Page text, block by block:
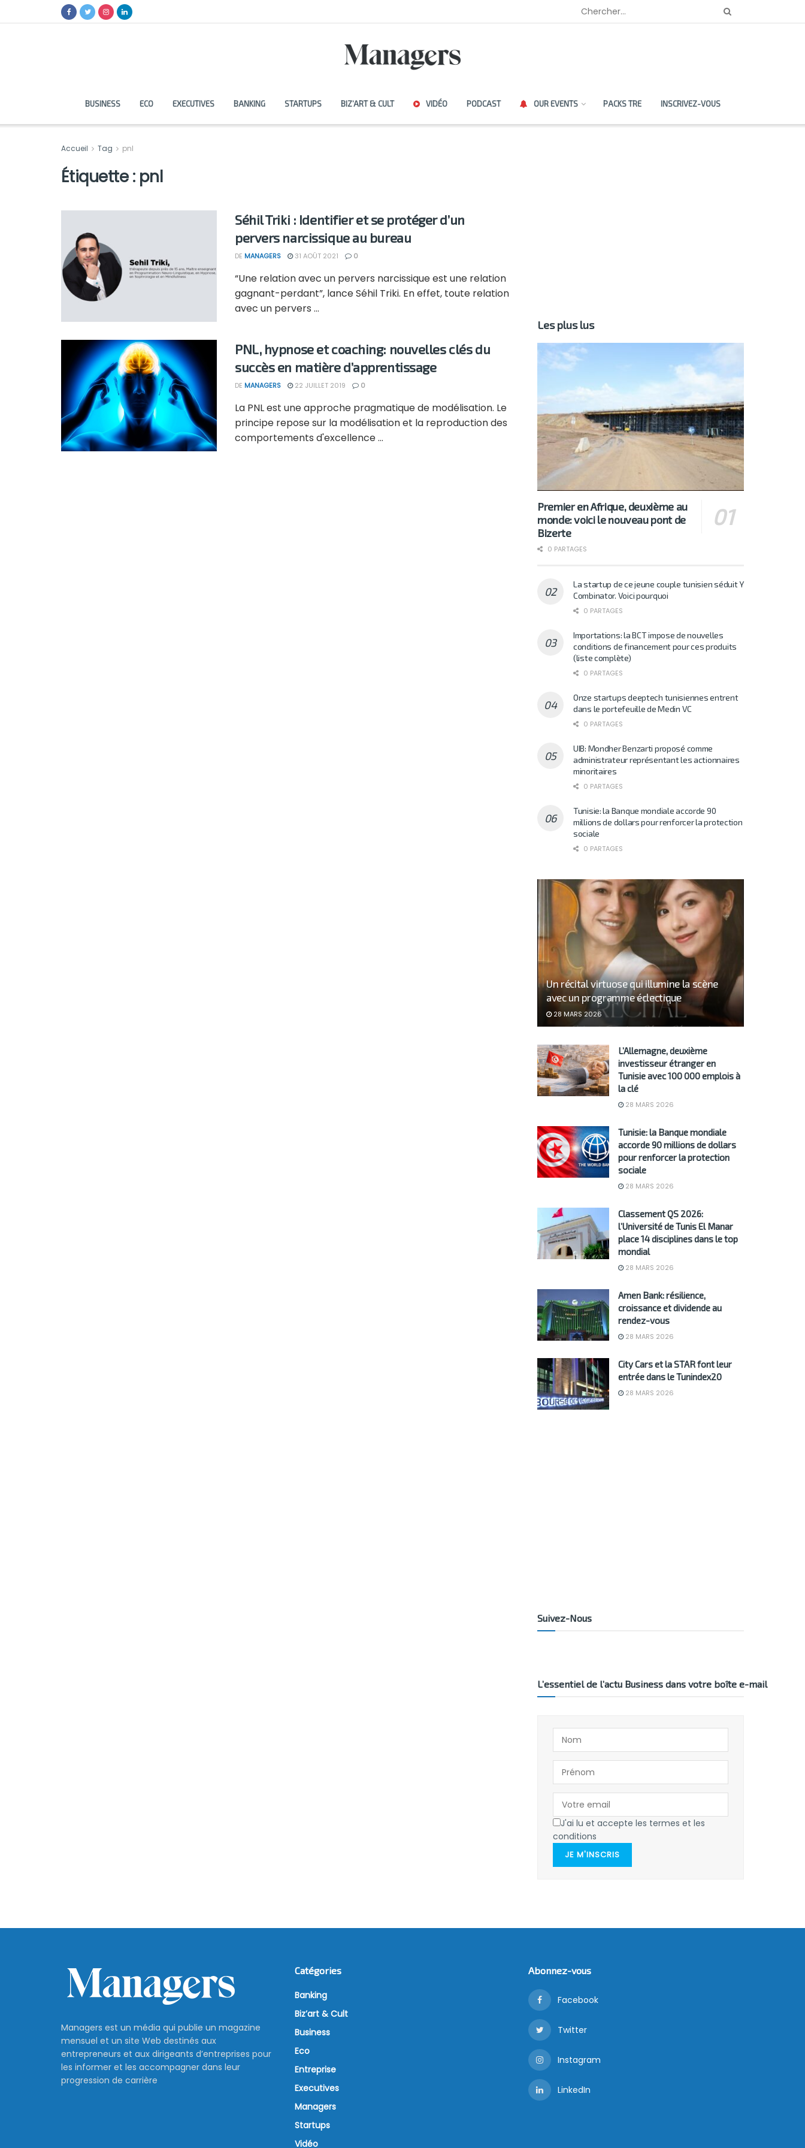
BUSINESS ECO EXECUTIVES BANKING STARTUPS BIZ’ART & CULT VIDÉO PODCAST OUR EVENTS PACKS TRE INSCRIVEZ-VOUS
Accueil Tag pnl
Étiquette : pnl
Séhil Triki : Identifier et se protéger d’un
pervers narcissique au bureau
DE MANAGERS 31 AOÛT 2021 0
“Une relation avec un pervers narcissique est une relation
gagnant-perdant”, lance Séhil Triki. En effet, toute relation
avec un pervers ...
PNL, hypnose et coaching: nouvelles clés du
succès en matière d’apprentissage
DE MANAGERS 22 JUILLET 2019 0
La PNL est une approche pragmatique de modélisation. Le
principe repose sur la modélisation et la reproduction des
comportements d'excellence ...
Les plus lus
Premier en Afrique, deuxième au
monde: voici le nouveau pont de
Bizerte
0 PARTAGES
La startup de ce jeune couple tunisien séduit Y
Combinator. Voici pourquoi
0 PARTAGES
Importations: la BCT impose de nouvelles
conditions de financement pour ces produits
(liste complète)
0 PARTAGES
Onze startups deeptech tunisiennes entrent
dans le portefeuille de Medin VC
0 PARTAGES
UIB: Mondher Benzarti proposé comme
administrateur représentant les actionnaires
minoritaires
0 PARTAGES
Tunisie: la Banque mondiale accorde 90
millions de dollars pour renforcer la protection
sociale
0 PARTAGES
Un récital virtuose qui illumine la scène
avec un programme éclectique
28 MARS 2026
L’Allemagne, deuxième
investisseur étranger en
Tunisie avec 100 000 emplois à
la clé
28 MARS 2026
Tunisie: la Banque mondiale
accorde 90 millions de dollars
pour renforcer la protection
sociale
28 MARS 2026
Classement QS 2026:
l’Université de Tunis El Manar
place 14 disciplines dans le top
mondial
28 MARS 2026
Amen Bank: résilience,
croissance et dividende au
rendez-vous
28 MARS 2026
City Cars et la STAR font leur
entrée dans le Tunindex20
28 MARS 2026
Suivez-Nous
L’essentiel de l’actu Business dans votre boîte e-mail
J'ai lu et accepte les termes et les
conditions
JE M'INSCRIS
Managers est un média qui publie un magazine
mensuel et un site Web destinés aux
entrepreneurs et aux dirigeants d’entreprises pour
les informer et les accompagner dans leur
progression de carrière
Catégories
Banking
Biz’art & Cult
Business
Eco
Entreprise
Executives
Managers
Startups
Vidéo
Abonnez-vous
Facebook
Twitter
Instagram
LinkedIn